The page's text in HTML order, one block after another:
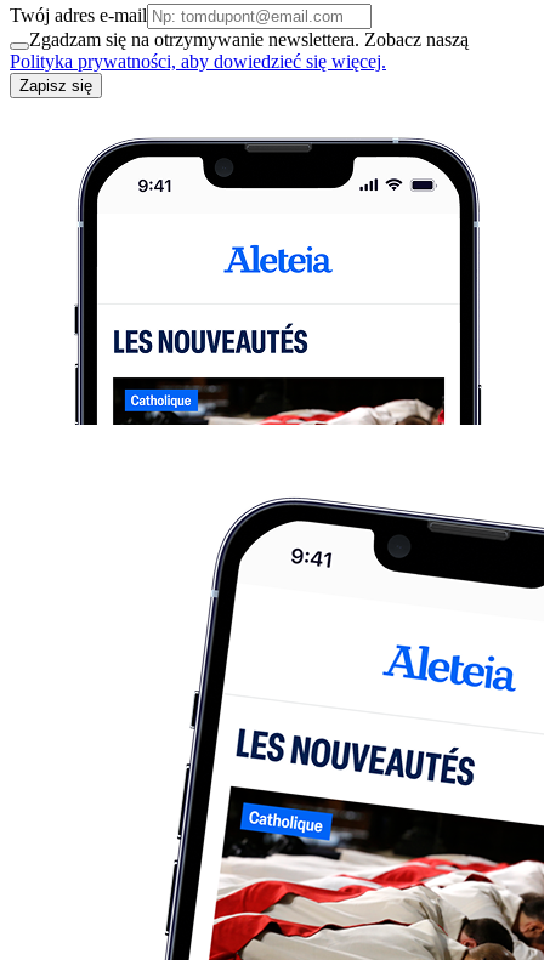
Twój adres e-mail
Zgadzam się na otrzymywanie newslettera. Zobacz naszą
Polityka prywatności, aby dowiedzieć się więcej.
Zapisz się